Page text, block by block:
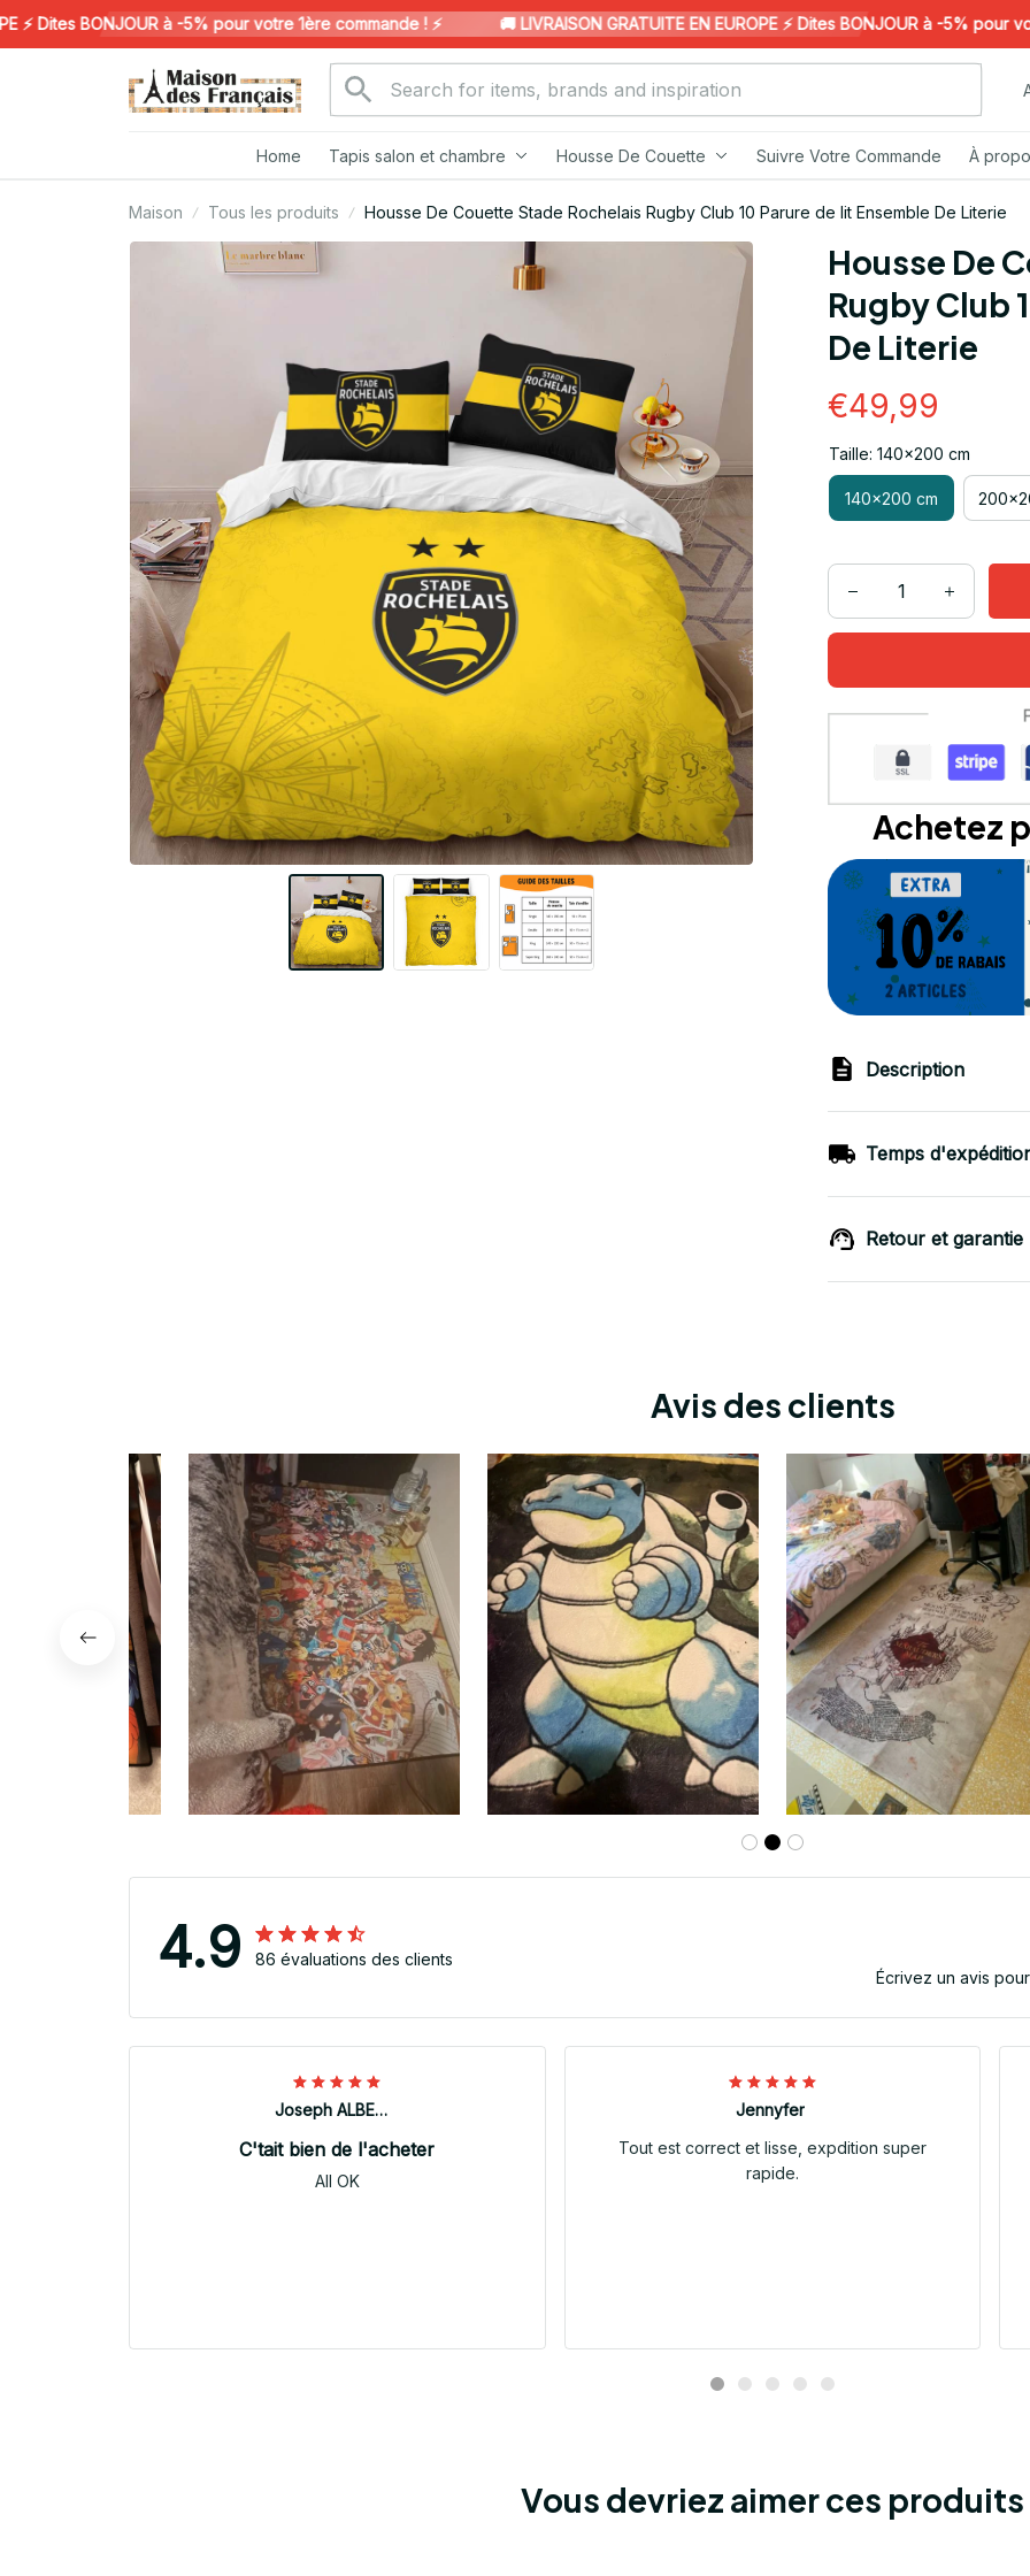
Dites BONJOUR à -5% pour votre 1ère commande ! ⚡️ 🚚 LIVRAISON GRATUITE EN EUROPE ⚡️ Dites BONJOUR à -5% pour
Home Tapis salon et chambre Housse De Couette Suivre Votre Commande À
Maison Tous les produits Housse De Couette Stade Rochelais Rugby Club 10 Parure de lit Ensemble De Literie
Housse De
Rugby Club
De Literie
€49,99
Taille: 140x200 cm
140x200 cm
Achetez
Description
Temps
Retour et garantie
Avis des clients
4.9
86 évaluations des clients
Écrivez un avis
Joseph ALBERTINI
C'tait bien de l'acheter
All OK
Jennyfer
Tout est correct et lisse, expdition super
rapide.
Vous devriez aimer ces produits